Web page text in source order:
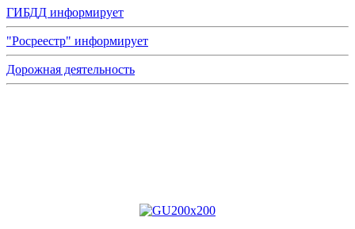
ГИБДД информирует
"Росреестр" информирует
Дорожная деятельность